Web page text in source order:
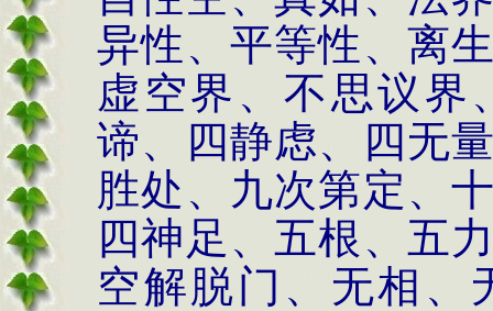
异性、平等性、离
虚空界、不思议界
谛、四静虑、四无
胜处、九次第定、
四神足、五根、五
空解脱门、无相、